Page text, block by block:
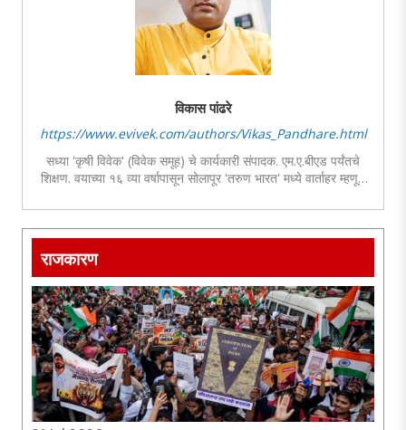
विकास पांढरे
https://www.evivek.com/authors/Vikas_Pandhare.html
सध्या 'कृषी विवेक' (विवेक समूह) चे कार्यकारी संपादक. एम.ए.बीएड पर्यंतचे
शिक्षण. वयाच्या १६ व्या वर्षापासून सोलापूर 'तरुण भारत' मध्ये वार्ताहर म्हणून
उपसंपादक म्हणून अनुभव. कृषी, समाज, साहित्य व वंचित समाजाविषयी
लिखाण.
राजकारण